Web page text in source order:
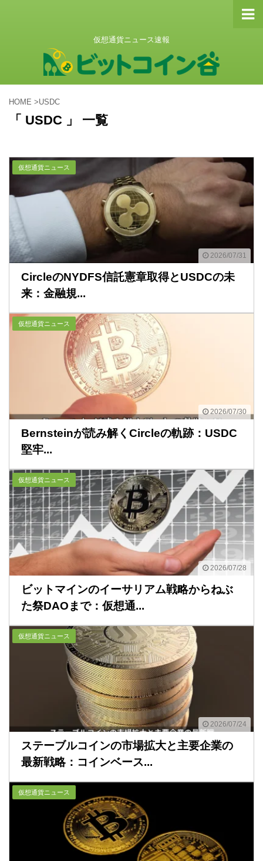
仮想通貨ニュース速報
HOME >USDC
「 USDC 」 一覧
2026/07/31
仮想通貨ニュース
CircleのNYDFS信託憲章取得とUSDCの未
来：金融規...
2026/07/30
仮想通貨ニュース
Bernsteinが読み解くCircleの軌跡：USDC
堅牢...
2026/07/28
仮想通貨ニュース
ビットマインのイーサリアム戦略からねぶ
た祭DAOまで：仮想通...
2026/07/24
仮想通貨ニュース
ステーブルコインの市場拡大と主要企業の
最新戦略：コインベース...
仮想通貨ニュース